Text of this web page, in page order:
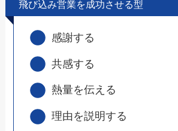
飛び込み営業を成功させる型
感謝する
共感する
熱量を伝える
理由を説明する